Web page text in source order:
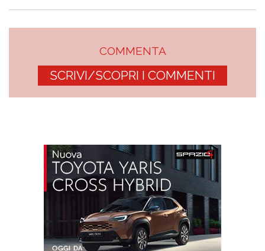
COMMENTA
SCRIVI/SCOPRI I COMMENTI